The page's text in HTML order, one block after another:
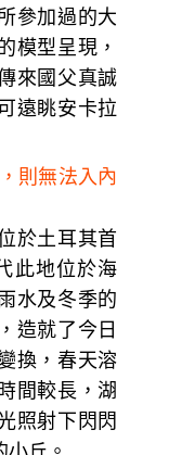
參加過的大
模型呈現，
來國父真誠
遠眺安卡拉
則無法入內
於土耳其首
此地位於海
水及冬季的
造就了今日
換，春天溶
間較長，湖
照射下閃閃